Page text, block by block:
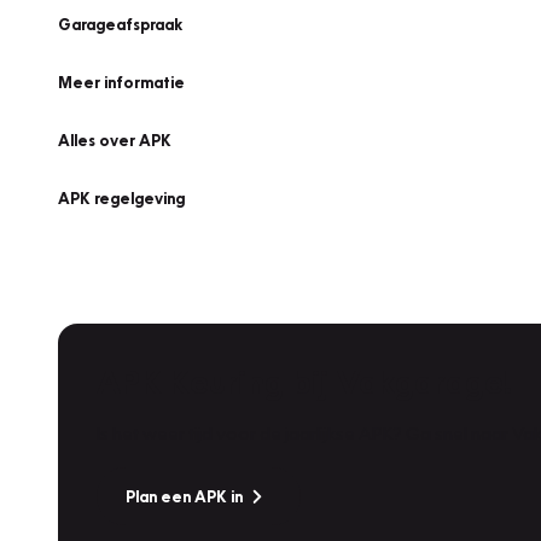
Garageafspraak
Meer informatie
Alles over APK
APK regelgeving
Plan een APK in